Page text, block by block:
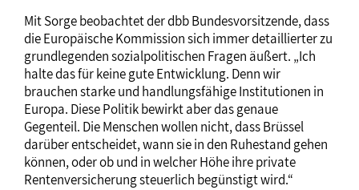
Mit Sorge beobachtet der dbb Bundesvorsitzende, dass
die Europäische Kommission sich immer detaillierter zu
grundlegenden sozialpolitischen Fragen äußert. „Ich
halte das für keine gute Entwicklung. Denn wir
brauchen starke und handlungsfähige Institutionen in
Europa. Diese Politik bewirkt aber das genaue
Gegenteil. Die Menschen wollen nicht, dass Brüssel
darüber entscheidet, wann sie in den Ruhestand gehen
können, oder ob und in welcher Höhe ihre private
Rentenversicherung steuerlich begünstigt wird.“